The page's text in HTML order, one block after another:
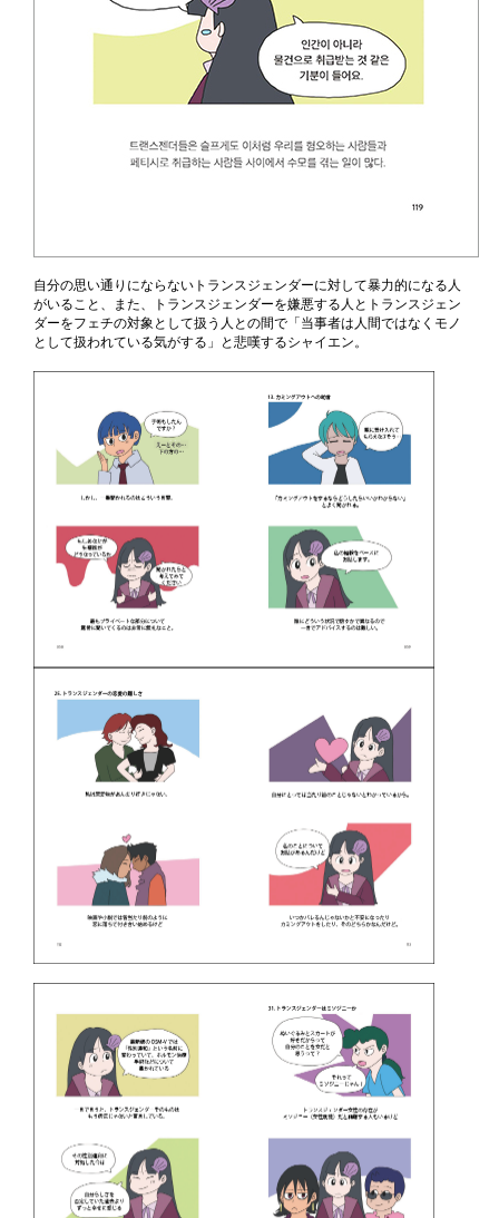
自分の思い通りにならないトランスジェンダーに対して暴力的になる人
がいること、また、トランスジェンダーを嫌悪する人とトランスジェン
ダーをフェチの対象として扱う人との間で「当事者は人間ではなくモノ
として扱われている気がする」と悲嘆するシャイエン。